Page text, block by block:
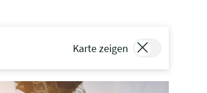
Karte zeigen